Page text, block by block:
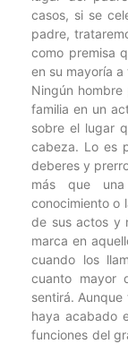
casos, si se
padre,
como premisa
en su mayoría
Ningún
familia en un
sobre el lugar
cabeza. Lo es
deberes y
más que
conocimiento o
de sus actos y
marca en
cuando los
cuanto mayor
sentirá.
haya acabado
funciones del